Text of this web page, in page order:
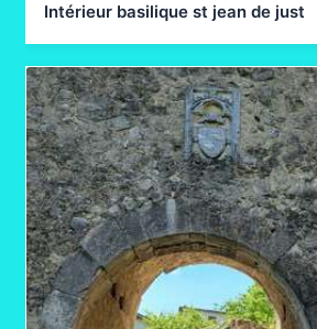
Intérieur basilique st jean de just